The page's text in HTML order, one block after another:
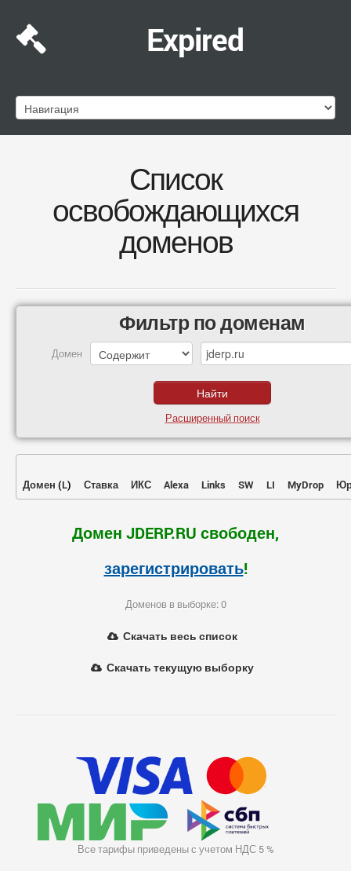
Expired
Список
освобождающихся
доменов
Фильтр по доменам
Домен
Расширенный поиск
Домен (L) Ставка ИКС Alexa Links SW LI MyDrop
Домен JDERP.RU свободен,
зарегистрировать!
Доменов в выборке: 0
Скачать весь список
Скачать текущую выборку
Все тарифы приведены с учетом НДС 5 %